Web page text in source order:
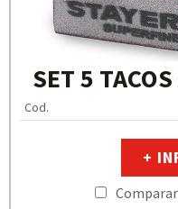
SET 5
Cod.
+